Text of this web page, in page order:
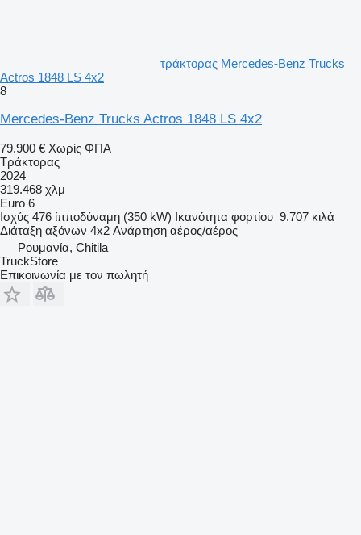
τράκτορας Mercedes-Benz Trucks
Actros 1848 LS 4x2
8
Mercedes-Benz Trucks Actros 1848 LS 4x2
79.900 € Χωρίς ΦΠΑ
Τράκτορας
2024
319.468 χλμ
Euro 6
Ισχύς 476 ίπποδύναμη (350 kW) Ικανότητα φορτίου 9.707 κιλά
Διάταξη αξόνων 4x2 Ανάρτηση αέρος/αέρος
Ρουμανία, Chitila
TruckStore
Επικοινωνία με τον πωλητή